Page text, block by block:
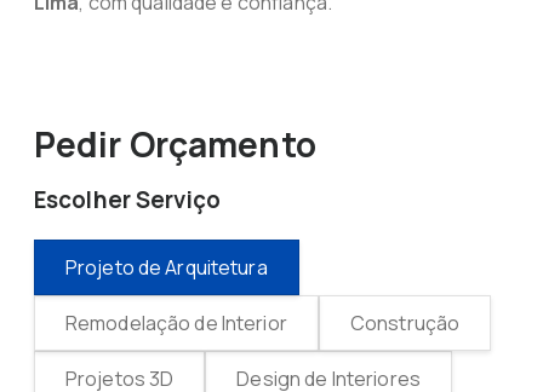
Pedir Orçamento
Escolher Serviço
Projeto de Arquitetura
Remodelação de Interior Construção
Projetos 3D Design de Interiores